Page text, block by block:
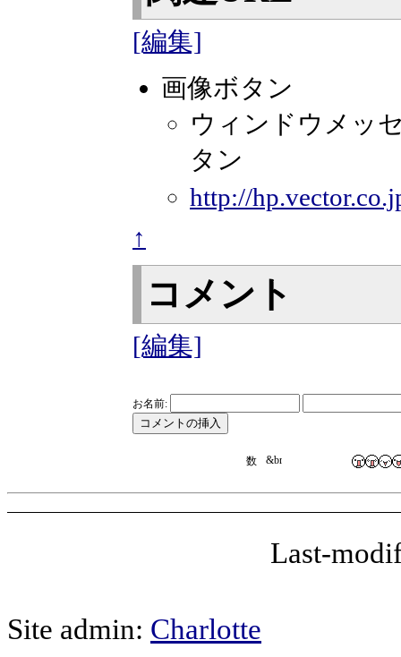
[編集]
画像ボタン
ウィンドウメッ
タン
http://
↑
コメント
[編集]
お名前:
Last-
Site admin: Charlotte